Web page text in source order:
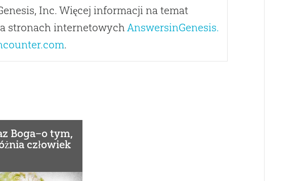
Inc. Więcej informacji na temat
stronach internetowychAnswersinGenesis.
.
Boga–o tym,
człowiek